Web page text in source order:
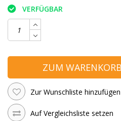
VERFÜGBAR
ZUM
Zur Wunschliste hinzufügen
Auf Vergleichsliste setzen